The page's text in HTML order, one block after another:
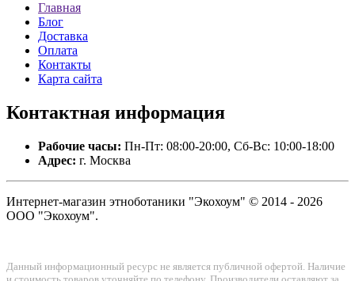
Главная
Блог
Доставка
Оплата
Контакты
Карта сайта
Контактная информация
Рабочие часы: Пн-Пт: 08:00-20:00, Сб-Вс: 10:00-18:00
Адрес: г. Москва
Интернет-магазин этноботаники "Экохоум" © 2014 - 2026
ООО "Экохоум".
Данный информационный ресурс не является публичной офертой. Наличие